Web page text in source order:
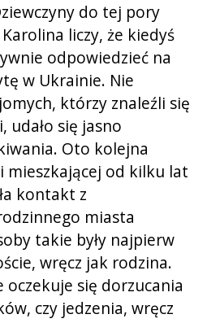
do tej pory
liczy, że kiedyś
odpowiedzieć na
w Ukrainie. Nie
którzy znaleźli się
udało się jasno
Oto kolejna
mieszkającej od kilku lat
kontakt z
miasta
takie były najpierw
wręcz jak rodzina.
oczekuje się dorzucania
czy jedzenia, wręcz